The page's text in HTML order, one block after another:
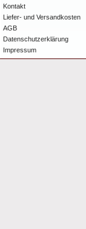
Kontakt
Liefer- und Versandkosten
AGB
Datenschutzerklärung
Impressum